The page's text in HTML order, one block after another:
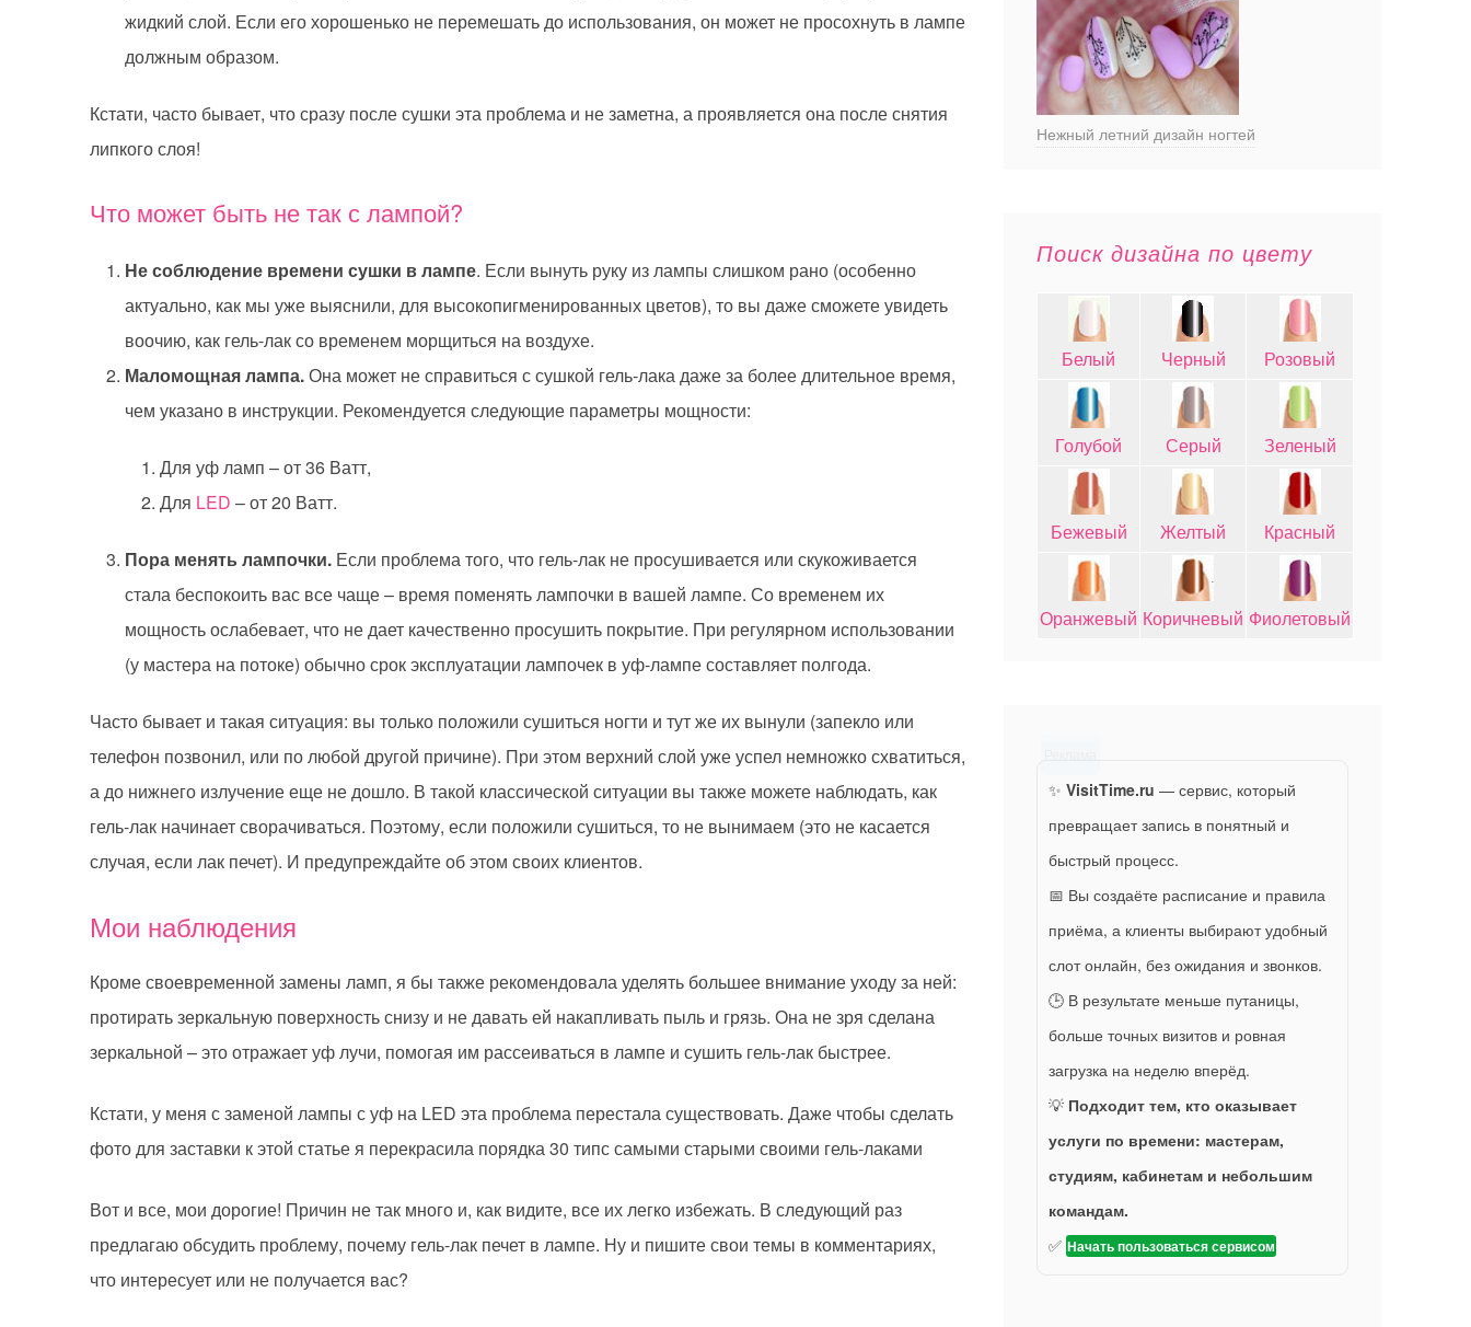
жидкий слой. Если его хорошенько не перемешать до использования, он может не просохнуть в лампе
должным образом.
Кстати, часто бывает, что сразу после сушки эта проблема и не заметна, а проявляется она после снятия
липкого слоя!
Что может быть не так с лампой?
Не соблюдение времени сушки в лампе. Если вынуть руку из лампы слишком рано (особенно
актуально, как мы уже выяснили, для высокопигменированных цветов), то вы даже сможете увидеть
воочию, как гель-лак со временем морщиться на воздухе.
Маломощная лампа.Она может не справиться с сушкой гель-лака даже за более длительное время,
чем указано в инструкции. Рекомендуется следующие параметры мощности:
Для уф ламп – от 36 Ватт,
Для LED – от 20 Ватт.
Пора менять лампочки. Если проблема того, что гель-лак не просушивается или скукоживается
стала беспокоить вас все чаще – время поменять лампочки в вашей лампе. Со временем их
мощность ослабевает, что не дает качественно просушить покрытие. При регулярном использовании
(у мастера на потоке) обычно срок эксплуатации лампочек в уф-лампе составляет полгода.
Часто бывает и такая ситуация: вы только положили сушиться ногти и тут же их вынули (запекло или
телефон позвонил, или по любой другой причине). При этом верхний слой уже успел немножко схватиться,
а до нижнего излучение еще не дошло. В такой классической ситуации вы также можете наблюдать, как
гель-лак начинает сворачиваться. Поэтому, если положили сушиться, то не вынимаем (это не касается
случая, если лак печет). И предупреждайте об этом своих клиентов.
Мои наблюдения
Кроме своевременной замены ламп, я бы также рекомендовала уделять большее внимание уходу за ней:
протирать зеркальную поверхность снизу и не давать ей накапливать пыль и грязь. Она не зря сделана
зеркальной – это отражает уф лучи, помогая им рассеиваться в лампе и сушить гель-лак быстрее.
Кстати, у меня с заменой лампы с уф на LED эта проблема перестала существовать. Даже чтобы сделать
фото для заставки к этой статье я перекрасила порядка 30 типс самыми старыми своими гель-лаками
Вот и все, мои дорогие! Причин не так много и, как видите, все их легко избежать. В следующий раз
предлагаю обсудить проблему, почему гель-лак печет в лампе. Ну и пишите свои темы в комментариях,
что интересует или не получается вас?
Нежный летний дизайн ногтей
Поиск дизайна по цвету
Белый Черный Розовый
Голубой Серый Зеленый
Бежевый Желтый Красный
Оранжевый Коричневый Фиолетовый
✨ VisitTime.ru — сервис, который
превращает запись в понятный и
быстрый процесс.
📅 Вы создаёте расписание и правила
приёма, а клиенты выбирают удобный
слот онлайн, без ожидания и звонков.
🕒 В результате меньше путаницы,
больше точных визитов и ровная
загрузка на неделю вперёд.
💡 Подходит тем, кто оказывает
услуги по времени: мастерам,
студиям, кабинетам и небольшим
командам.
✅ Начать пользоваться сервисом